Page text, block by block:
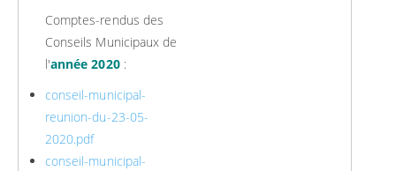
Comptes-rendus des
Conseils Municipaux de
l'année 2020:
conseil-municipal-
reunion-du-23-05-
2020.pdf
conseil-municipal-